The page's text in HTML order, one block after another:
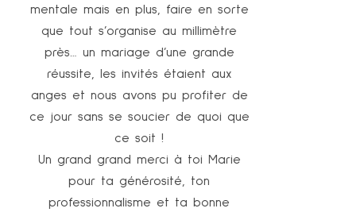
vous conseille, vous recommande et
vous accompagne sur tout.
Elle arrive à vous accompagne
même sur un repassage des nappes
pour votre jour j.
J’ ai eu la chance de connaître pour
notre passion du mariage. Et j’
avoue que je suis ravi de cette
belle personne.
Pétillante, enthousiaste positive